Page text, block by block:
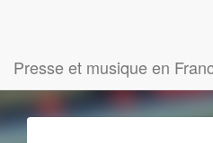
Presse et musique en